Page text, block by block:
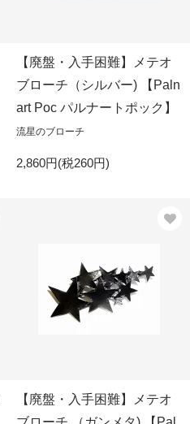
【廃盤・入手困難】メテオ
ブローチ（シルバー) 【Paln
art Poc パルナートポック】
流星のブローチ
2,860円(税260円)
【廃盤・入手困難】メテオ